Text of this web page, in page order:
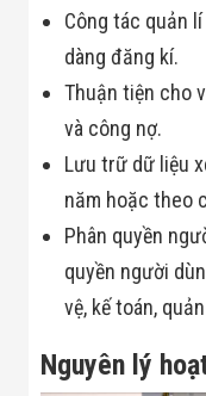
Công tác quản
dàng đăng kí.
Thuận tiện cho
và công nợ.
Lưu trữ dữ liệu
năm hoặc theo
Phân quyền
quyền người
vệ, kế toán,
Nguyên lý